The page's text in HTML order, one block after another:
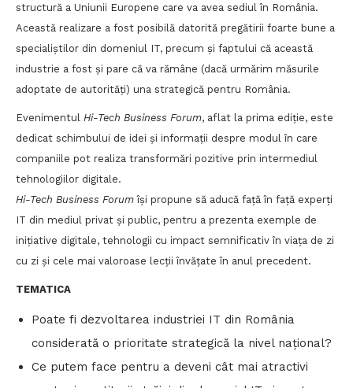
structură a Uniunii Europene care va avea sediul în România.
Această realizare a fost posibilă datorită pregătirii foarte bune a
specialiștilor din domeniul IT, precum și faptului că această
industrie a fost și pare că va rămâne (dacă urmărim măsurile
adoptate de autorități) una strategică pentru România.
Evenimentul Hi-Tech Business Forum, aflat la prima ediție, este
dedicat schimbului de idei și informații despre modul în care
companiile pot realiza transformări pozitive prin intermediul
tehnologiilor digitale.
Hi-Tech Business Forum își propune să aducă față în față experți
IT din mediul privat și public, pentru a prezenta exemple de
inițiative digitale, tehnologii cu impact semnificativ în viața de zi
cu zi și cele mai valoroase lecții învățate în anul precedent.
TEMATICA
Poate fi dezvoltarea industriei IT din România
considerată o prioritate strategică la nivel național?
Ce putem face pentru a deveni cât mai atractivi